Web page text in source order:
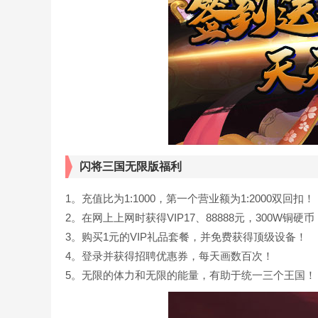
闪将三国无限版福利
1。充值比为1:1000，第一个营业额为1:2000双回扣！
2。在网上上网时获得VIP17、88888元，300W铜硬币
3。购买1元的VIP礼品套餐，并免费获得顶级设备！
4。登录并获得招聘优惠券，每天画数百次！
5。无限的体力和无限的能量，有助于统一三个王国！